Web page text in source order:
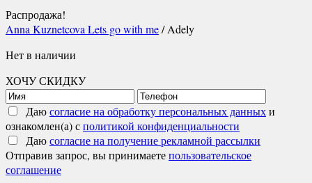
Распродажа!
Anna Kuznetcova Lets go with me/ Adely
Нет в наличии
ХОЧУ СКИДКУ
Даюсогласие на обработку персональных данныхи
ознакомлен(а) сполитикой конфиденциальности
Даюсогласие на получение рекламной рассылки
Отправив запрос, вы принимаетепользовательское
соглашение